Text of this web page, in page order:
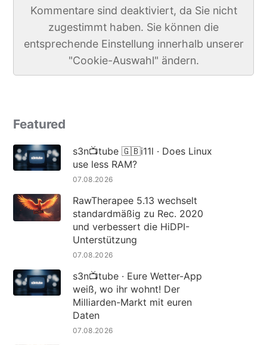
Kommentare sind deaktiviert, da Sie nicht
zugestimmt haben. Sie können die
entsprechende Einstellung innerhalb unserer
"Cookie-Auswahl" ändern.
Featured
s3n📺tube 🇬🇧i11l · Does Linux
use less RAM?
07.08.2026
RawTherapee 5.13 wechselt
standardmäßig zu Rec. 2020
und verbessert die HiDPI-
Unterstützung
07.08.2026
s3n📺tube · Eure Wetter-App
weiß, wo ihr wohnt! Der
Milliarden-Markt mit euren
Daten
07.08.2026